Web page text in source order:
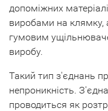
допоміжних
виробами на клямку,
гумовим
виробу.
Такий тип з'єднань
непроникність.
проводиться як